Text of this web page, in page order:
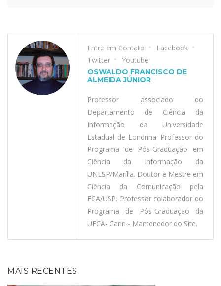
Entre em Contato
Facebook
Twitter
Youtube
OSWALDO FRANCISCO DE
ALMEIDA JÚNIOR
Professor associado do
Departamento de Ciência da
Informação da Universidade
Estadual de Londrina. Professor do
Programa de Pós-Graduação em
Ciência da Informação da
UNESP/Marília. Doutor e Mestre em
Ciência da Comunicação pela
ECA/USP. Professor colaborador do
Programa de Pós-Graduação da
UFCA- Cariri - Mantenedor do Site.
MAIS RECENTES